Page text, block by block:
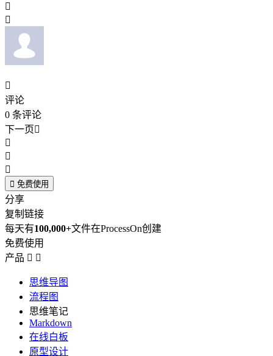



评论
0 条评论
下一页



 免费使用
分享
复制链接
每天有100,000+文件在ProcessOn创建
免费使用
产品  
思维导图
流程图
思维笔记
Markdown
在线白板
原型设计